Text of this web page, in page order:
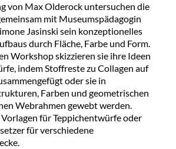
von Max Olderock untersuchen die
mit Museumspädagogin
Jasinski sein konzeptionelles
durch Fläche, Farbe und Form.
Workshop skizzieren sie ihre Ideen
indem Stoffreste zu Collagen auf
oder sie in
Farben und geometrischen
Webrahmen gewebt werden.
für Teppichentwürfe oder
für verschiedene